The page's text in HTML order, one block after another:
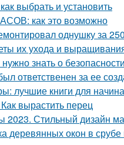
выбрать и установить
как это возможно
однушку за
их ухода и
знать о
ответственен за ее
лучшие книги для
вырастить перец
2023. Стильный дизайн
деревянных окон в